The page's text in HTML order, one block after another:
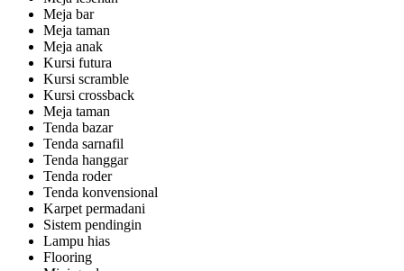
Meja bar
Meja taman
Meja anak
Kursi futura
Kursi scramble
Kursi crossback
Meja taman
Tenda bazar
Tenda sarnafil
Tenda hanggar
Tenda roder
Tenda konvensional
Karpet permadani
Sistem pendingin
Lampu hias
Flooring